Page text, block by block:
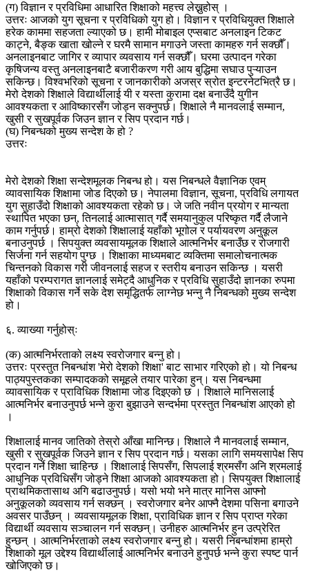
(ग) विज्ञान र प्रविधिमा आधारित शिक्षाको महत्त्व लेख्नुहोस् ।
उत्तरः आजको युग सूचना र प्रविधिको युग हो। विज्ञान र प्रविधियुक्त शिक्षाले
हरेक काममा सहजता ल्याएको छ। हामी मोबाइल एप्सबाट अनलाइन टिकट
काट्ने, बैङ्क खाता खोल्ने र घरमै सामान मगाउने जस्ता कामहरु गर्न सक्छौँ।
अनलाइनबाट जागिर र व्यापार व्यवसाय गर्न सक्छौँ। घरमा उत्पादन गरेका
कृषिजन्य वस्तु अनलाइनबाटै बजारीकरण गरी आय बुद्धिमा सघाउ पुऱ्याउन
सकिन्छ। विश्वभरिको सूचना र जानकारीको अजस्र स्रोत इन्टरनेटभित्रै छ।
मेरो देशको शिक्षाले विद्यार्थीलाई यी र यस्ता कुरामा दक्ष बनाउँदै युगीन
आवश्यकता र आविष्कारसँग जोड्न सक्नुपर्छ। शिक्षाले नै मानवलाई सम्मान,
खुसी र सुखपूर्वक जिउन ज्ञान र सिप प्रदान गर्छ।
(घ) निबन्धको मुख्य सन्देश के हो ?
उत्तरः
मेरो देशको शिक्षा सन्देशमूलक निबन्ध हो। यस निबन्धले वैज्ञानिक एवम्
व्यावसायिक शिक्षामा जोड दिएको छ। नेपालमा विज्ञान, सूचना, प्रविधि लगायत
युग सुहाउँदो शिक्षाको आवश्यकता रहेको छ। जे जति नवीन प्रयोग र मान्यता
स्थापित भएका छन्, तिनलाई आत्मासात् गर्दै समयानुकुल परिष्कृत गर्दै लैजाने
काम गर्नुपर्छ। हाम्रो देशको शिक्षालाई यहाँको भूगोल र पर्यायवरण अनुकूल
बनाउनुपर्छ । सिपयुक्त व्यवसायमूलक शिक्षाले आत्मनिर्भर बनाउँछ र रोजगारी
सिर्जना गर्न सहयोग पुग्छ । शिक्षाका माध्यमबाट व्यक्तिमा समालोचनात्मक
चिन्तनको विकास गरी जीवनलाई सहज र स्तरीय बनाउन सकिन्छ । यसरी
यहाँको परम्परागत ज्ञानलाई समेट्दै आधुनिक र प्रविधि सुहाउँदो ज्ञानका रुपमा
शिक्षाको विकास गर्ने सके देश समृद्धितर्फ लाग्नेछ भन्नु नै निबन्धको मुख्य सन्देश
हो।
६. व्याख्या गर्नुहोस्ः
(क) आत्मनिर्भरताको लक्ष्य स्वरोजगार बन्नु हो।
उत्तरः प्रस्तुत निबन्धांश 'मेरो देशको शिक्षा' बाट साभार गरिएको हो। यो निबन्ध
पाठ्यपुस्तकका सम्पादकको समूहले तयार पारेका हुन्। यस निबन्धमा
व्यावसायिक र प्राविधिक शिक्षामा जोड दिइएको छ । शिक्षाले मानिसलाई
आत्मनिर्भर बनाउनुपर्छ भन्ने कुरा बुझाउने सन्दर्भमा प्रस्तुत निबन्धांश आएको हो
।
शिक्षालाई मानव जातिको तेस्रो आँखा मानिन्छ। शिक्षाले नै मानवलाई सम्मान,
खुसी र सुखपूर्वक जिउने ज्ञान र सिप प्रदान गर्छ। यसका लागि समयसापेक्ष सिप
प्रदान गर्ने शिक्षा चाहिन्छ । शिक्षालाई सिपसँग, सिपलाई श्रमसँग अनि श्रमलाई
आधुनिक प्रविधिसँग जोड्ने शिक्षा आजको आवश्यकता हो। सिपयुक्त शिक्षालाई
प्राथमिकतासाथ अगि बढाउनुपर्छ। यसो भयो भने मात्र मानिस आफ्नो
अनुकूलको व्यवसाय गर्न सक्छन् । स्वरोजगार बनेर आफ्नै देशमा पसिना बगाउने
अवसर पाउँछन् । व्यवसायमूलक शिक्षा, प्राविधिक ज्ञान र सिप प्राप्त गरेका
विद्यार्थी व्यवसाय सञ्चालन गर्न सक्छन्। उनीहरु आत्मनिर्भर हुन उत्प्रेरित
हुन्छन् । आत्मनिर्भरताको लक्ष्य स्वरोजगार बन्नु हो। यसरी निबन्धांशमा हाम्रो
शिक्षाको मूल उद्देश्य विद्यार्थीलाई आत्मनिर्भर बनाउने हुनुपर्छ भन्ने कुरा स्पष्ट पार्न
खोजिएको छ।